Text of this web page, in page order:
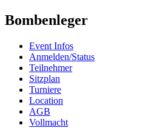
Bombenleger
Event Infos
Anmelden/Status
Teilnehmer
Sitzplan
Turniere
Location
AGB
Vollmacht